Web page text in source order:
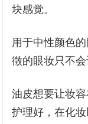
块感觉。
用于中性颜色
徵的眼妆只不会
油皮想要让妆
护理好，在化